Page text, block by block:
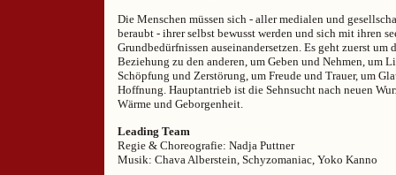
Die Menschen müssen sich - aller medialen und
beraubt - ihrer selbst bewusst werden und sich mit ihren
Grundbedürfnissen auseinandersetzen. Es geht zuerst um
Beziehung zu den anderen, um Geben und Nehmen, um
Schöpfung und Zerstörung, um Freude und Trauer, um
Hoffnung. Hauptantrieb ist die Sehnsucht nach neuen
Wärme und Geborgenheit.
Leading Team
Regie & Choreografie: Nadja Puttner
Musik: Chava Alberstein, Schyzomaniac, Yoko Kanno